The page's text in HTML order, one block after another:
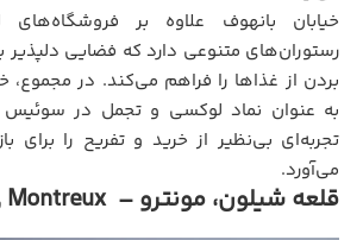
خیابان بانهوف علاوه بر
رستوران‌های متنوعی دارد که فضایی دلپذیر
بردن از غذاها را فراهم می‌کند. در مجموع،
به عنوان نماد لوکسی و تجمل در
تجربه‌ای بی‌نظیر از خرید و تفریح را برای
می‌آورد.
قلعه شیلون، مونترو – Chillon Castle, Montreux